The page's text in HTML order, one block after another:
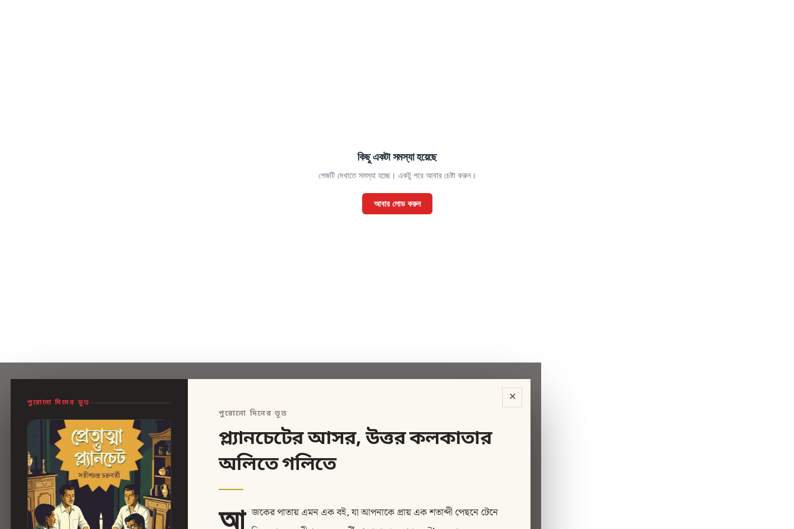
কিছু একটা সমস্যা হয়েছে
পেজটি দেখাতে সমস্যা হচ্ছে। একটু পরে আবার চেষ্টা করুন।
আবার লোড করুন
✕
পুরোনো দিনের ভূত
পুরোনো দিনের ভূত
প্ল্যানচেটের আসর, উত্তর কলকাতার
অলিতে গলিতে
আ জকের পাতায় এমন এক বই, যা আপনাকে প্রায় এক শতাব্দী পেছনে টেনে